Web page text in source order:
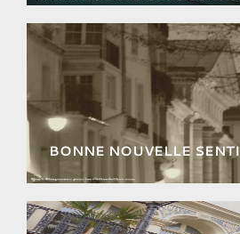
Remontez 2000 ans
quartier le plus pittoresque.
BONNE NOUVELLE
Découvrez les secrets des
Nouvelle et du Sentier de